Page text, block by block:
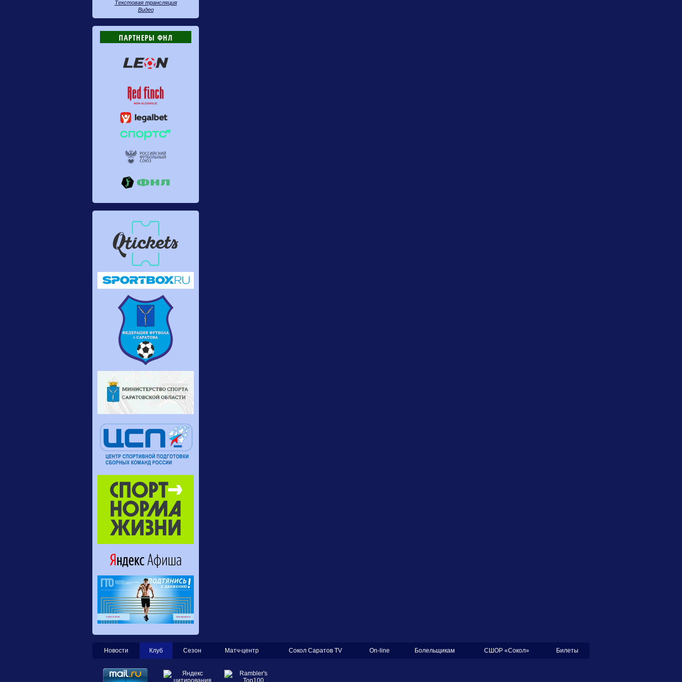
Текстовая трансляция
Видео
ПАРТНЕРЫ ФНЛ
Новости Клуб Сезон Матч-центр Сокол Саратов TV On-line Болельщикам СШОР «Сокол» Билеты